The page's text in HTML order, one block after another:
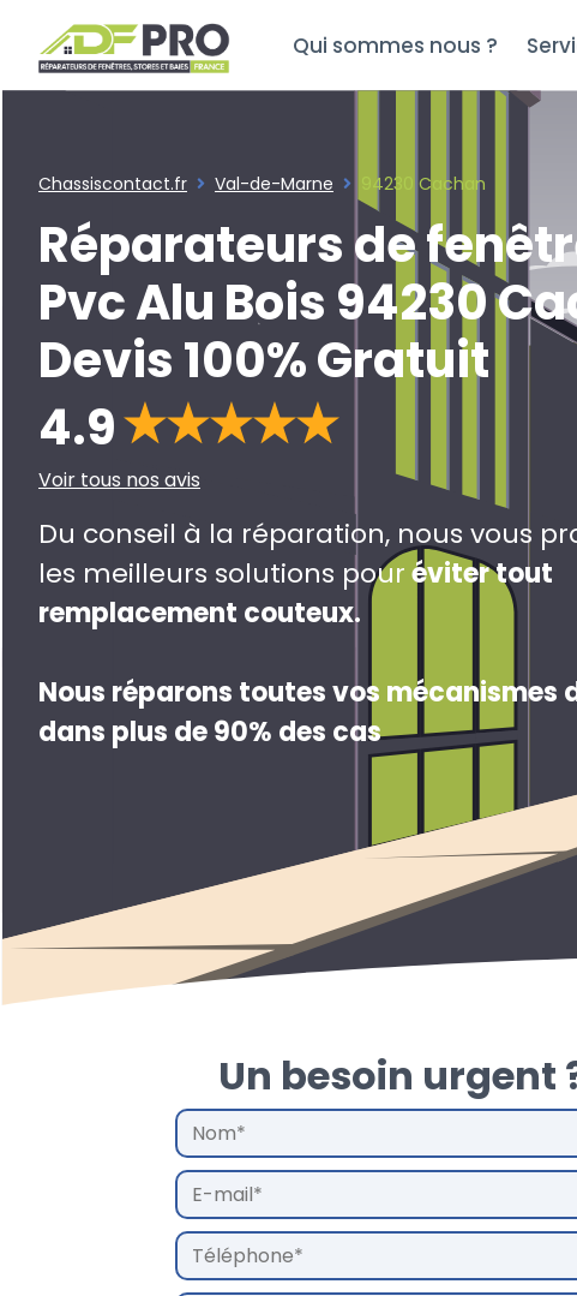
Qui sommes nous ?
Chassiscontact.fr Val-de-Marne 94230 Cachan
Réparateurs de
Pvc Alu Bois 94230
Devis 100% Gratuit
4.9
Voir tous nos avis
Du conseil à la réparation, nous vous
les meilleurs solutions pouréviter tout
remplacement couteux.
Nous réparons toutes vos mécanismes
dans plus de 90% des cas
Un besoin